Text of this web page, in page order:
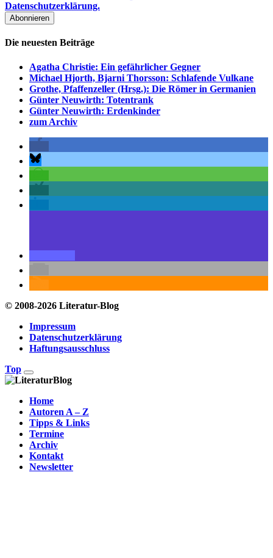
Datenschutzerklärung.
Die neuesten Beiträge
Agatha Christie: Ein gefährlicher Gegner
Michael Hjorth, Bjarni Thorsson: Schlafende Vulkane
Grothe, Pfaffenzeller (Hrsg.): Die Römer in Germanien
Günter Neuwirth: Totentrank
Günter Neuwirth: Erdenkinder
zum Archiv
© 2008-2026 Literatur-Blog
Impressum
Datenschutzerklärung
Haftungsausschluss
Top
Home
Autoren A – Z
Tipps & Links
Termine
Archiv
Kontakt
Newsletter